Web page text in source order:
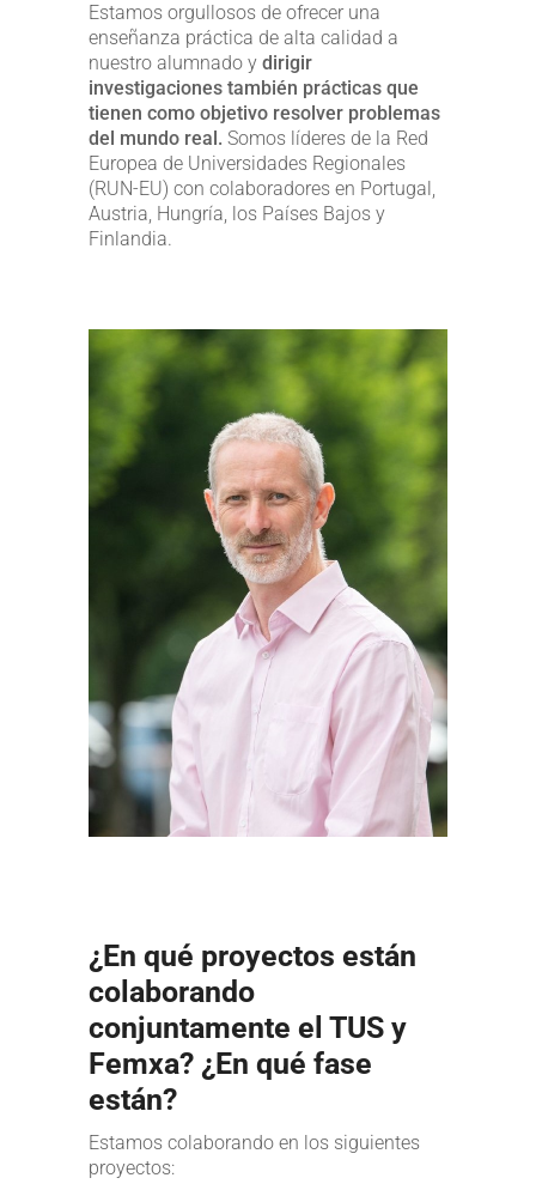
Estamos orgullosos de ofrecer una
enseñanza práctica de alta calidad a
nuestro alumnado y dirigir
investigaciones también prácticas que
tienen como objetivo resolver problemas
del mundo real. Somos líderes de la Red
Europea de Universidades Regionales
(RUN-EU) con colaboradores en Portugal,
Austria, Hungría, los Países Bajos y
Finlandia.
¿En qué proyectos están
colaborando
conjuntamente el TUS y
Femxa? ¿En qué fase
están?
Estamos colaborando en los siguientes
proyectos: